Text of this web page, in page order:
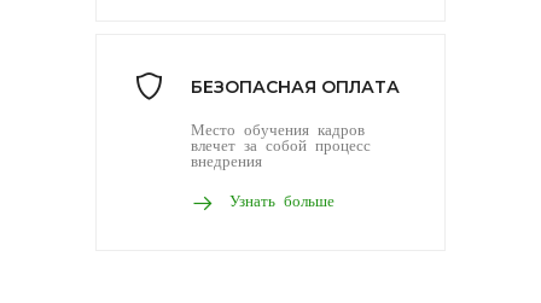
БЕЗОПАСНАЯ ОПЛАТА
Место обучения кадров
влечет за собой процесс
внедрения
Узнать больше